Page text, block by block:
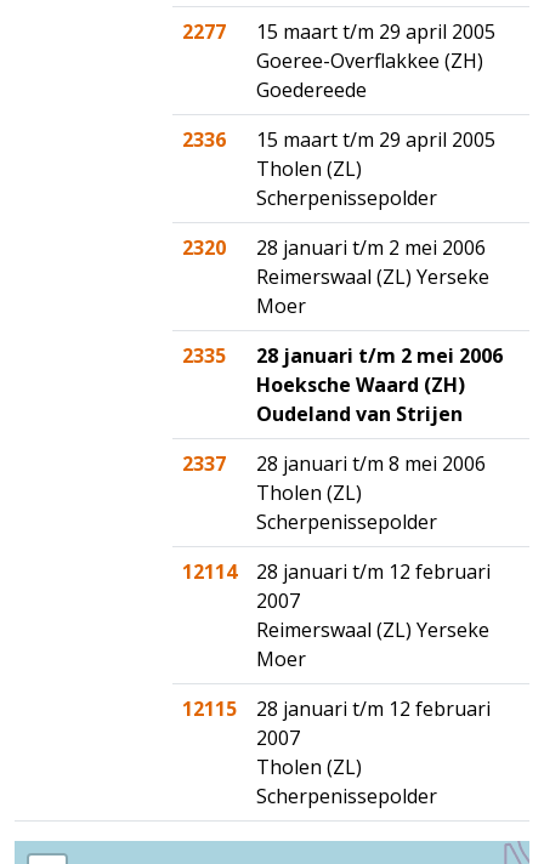
2277
15 maart t/m 29 april 2005
Goeree-Overflakkee (ZH)
Goedereede
2336
15 maart t/m 29 april 2005
Tholen (ZL)
Scherpenissepolder
2320
28 januari t/m 2 mei 2006
Reimerswaal (ZL) Yerseke
Moer
2335
28 januari t/m 2 mei 2006
Hoeksche Waard (ZH)
Oudeland van Strijen
2337
28 januari t/m 8 mei 2006
Tholen (ZL)
Scherpenissepolder
12114
28 januari t/m 12 februari
2007
Reimerswaal (ZL) Yerseke
Moer
12115
28 januari t/m 12 februari
2007
Tholen (ZL)
Scherpenissepolder